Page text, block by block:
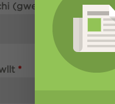
(gweithdy)
*